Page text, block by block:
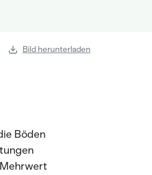
Bild herunterladen
Böden